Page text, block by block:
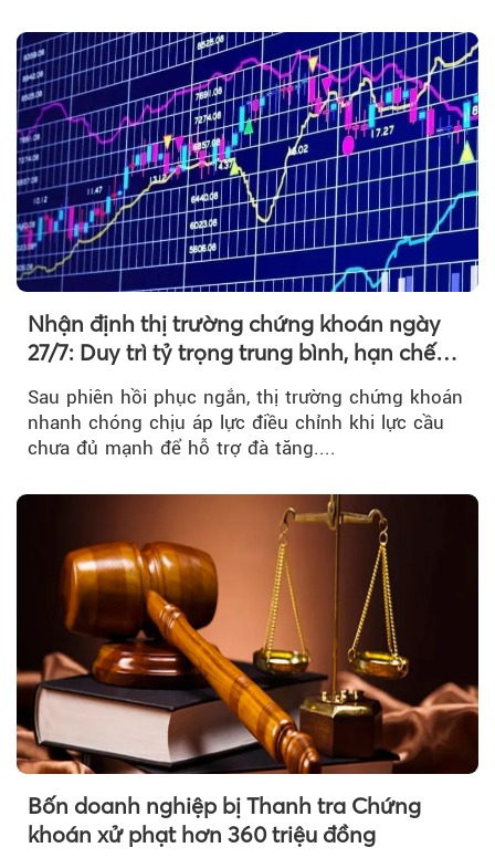
Nhận định thị trường chứng khoán ngày
27/7: Duy trì tỷ trọng trung bình, hạn chế
Sau phiên hồi phục ngắn, thị trường chứng khoán
nhanh chóng chịu áp lực điều chỉnh khi lực cầu
chưa đủ mạnh để hỗ trợ đà tăng....
Bốn doanh nghiệp bị Thanh tra Chứng
khoán xử phạt hơn 360 triệu đồng